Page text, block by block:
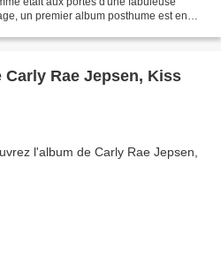
un premier album posthume est en
Rae Jepsen, Kiss